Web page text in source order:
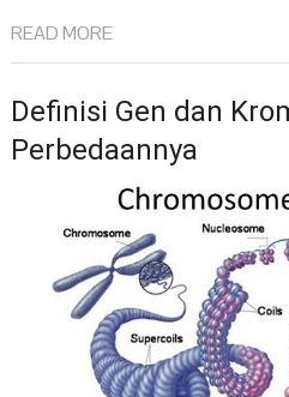
READ MORE
Definisi Gen dan
Perbedaannya